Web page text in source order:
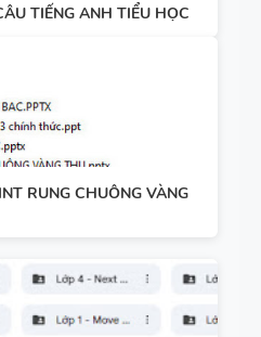
TIẾNG ANH TIỂU HỌC
RUNG CHUÔNG VÀNG